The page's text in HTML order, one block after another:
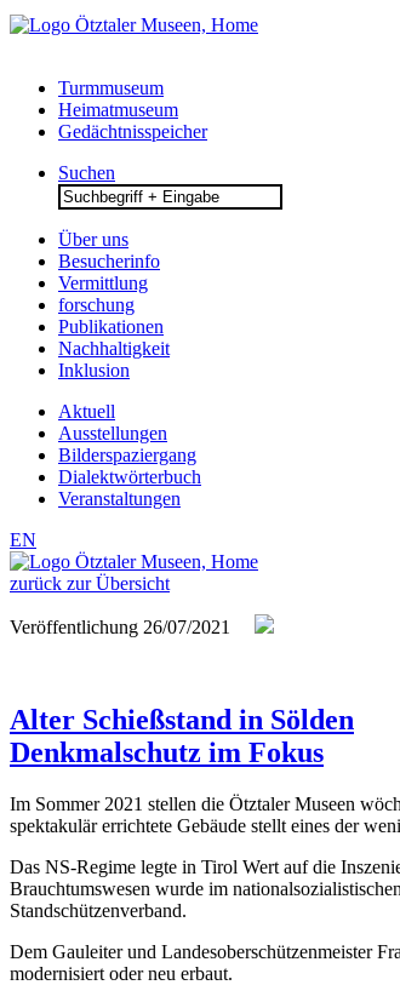
Turmmuseum
Heimatmuseum
Gedächtnisspeicher
Suchen
Search
for:
Über uns
Besucherinfo
Vermittlung
forschung
Publikationen
Nachhaltigkeit
Inklusion
Aktuell
Ausstellungen
Bilderspaziergang
Dialektwörterbuch
Veranstaltungen
EN
zurück zur Übersicht
Veröffentlichung 26/07/2021
Alter Schießstand in Sölden
Denkmalschutz im Fokus
Im Sommer 2021 stellen die Ötztaler Museen
spektakulär errichtete Gebäude stellt eines der
Das NS-Regime legte in Tirol Wert auf die
Brauchtumswesen wurde im
Standschützenverband.
Dem Gauleiter und Landesoberschützenmeister
modernisiert oder neu erbaut.